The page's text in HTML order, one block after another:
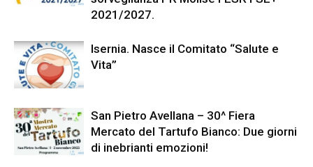
2021/2027.
Isernia. Nasce il Comitato “Salute e
Vita”
San Pietro Avellana – 30^ Fiera
Mercato del Tartufo Bianco: Due giorni
di inebrianti emozioni!